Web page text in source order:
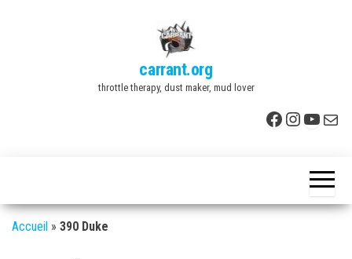
carrant.org
throttle therapy, dust maker, mud lover
Facebook
E-
Accueil » 390 Duke